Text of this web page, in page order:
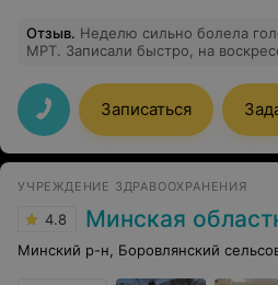
Отзыв. Неделю сильно болела
МРТ. Записали быстро, на
Мне сказали , что это опасный
лечением не стоит,
все подтвердилось, врачи
молодых людей бывают такие
поблагодарить Антона Юрьевича
сотрудникам этой больницы.
Записаться
УЧРЕЖДЕНИЕ ЗДРАВООХРАНЕНИЯ
4.8 Минская областная
Минский р-н, Боровлянский